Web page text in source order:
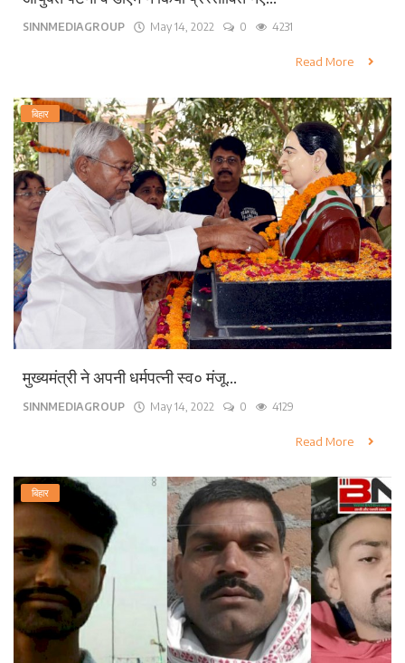
SINNMEDIAGROUP May 14, 2022 0 4231
Read More
बिहार
मुख्यमंत्री ने अपनी धर्मपत्नी स्व० मंजू...
SINNMEDIAGROUP May 14, 2022 0 4129
Read More
बिहार